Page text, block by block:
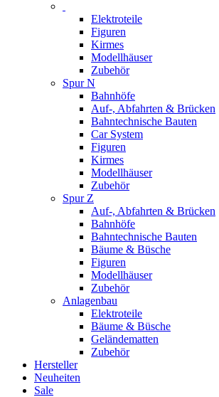
Elektroteile
Figuren
Kirmes
Modellhäuser
Zubehör
Spur N
Bahnhöfe
Auf-, Abfahrten & Brücken
Bahntechnische Bauten
Car System
Figuren
Kirmes
Modellhäuser
Zubehör
Spur Z
Auf-, Abfahrten & Brücken
Bahnhöfe
Bahntechnische Bauten
Bäume & Büsche
Figuren
Modellhäuser
Zubehör
Anlagenbau
Elektroteile
Bäume & Büsche
Geländematten
Zubehör
Hersteller
Neuheiten
Sale